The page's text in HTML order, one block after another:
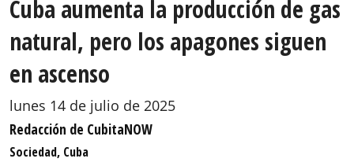
Cuba aumenta la producción de gas
natural, pero los apagones siguen
en ascenso
lunes 14 de julio de 2025
Redacción de CubitaNOW
Sociedad, Cuba